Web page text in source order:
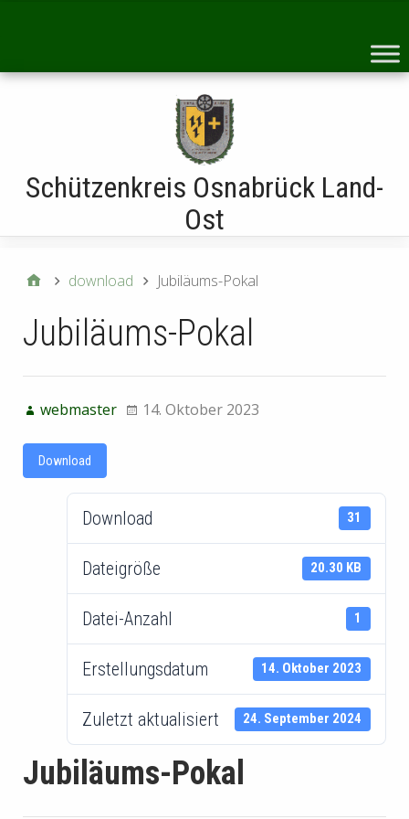
Schützenkreis Osnabrück Land-
Ost
download Jubiläums-Pokal
Jubiläums-Pokal
webmaster 14. Oktober 2023
Download
Download 31
Dateigröße 20.30 KB
Datei-Anzahl 1
Erstellungsdatum 14. Oktober 2023
Zuletzt aktualisiert 24. September 2024
Jubiläums-Pokal